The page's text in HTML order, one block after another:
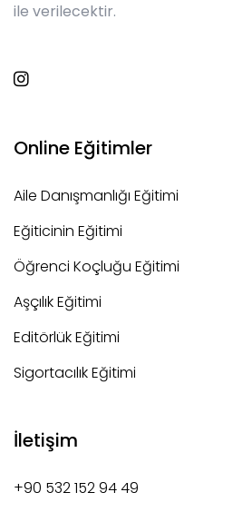
ile verilecektir.
Online Eğitimler
Aile Danışmanlığı Eğitimi
Eğiticinin Eğitimi
Öğrenci Koçluğu Eğitimi
Aşçılık Eğitimi
Editörlük Eğitimi
Sigortacılık Eğitimi
İletişim
+90 532 152 94 49